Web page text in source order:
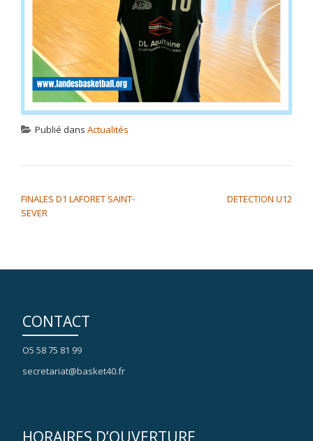
Publié dans Actualités
FINALES D1 LAFORET SAINT-
SEVER
DETECTION U12
CONTACT
O5 58 75 81 99
secretariat@basket40.fr
HORAIRES D’OUVERTURE